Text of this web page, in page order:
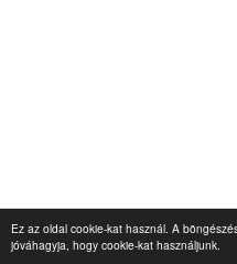
Ez az oldal cookie-kat használ. A
jóváhagyja, hogy cookie-kat használjunk.
© Minden jog